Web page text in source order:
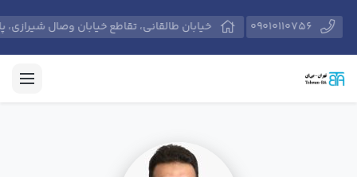
09010110756 خیابان طالقانی، تقاطع خیابان وصال شیرازی، پلاک 574، مرکز آموزش‌های حرفه‌ای مدیران و کارکنان